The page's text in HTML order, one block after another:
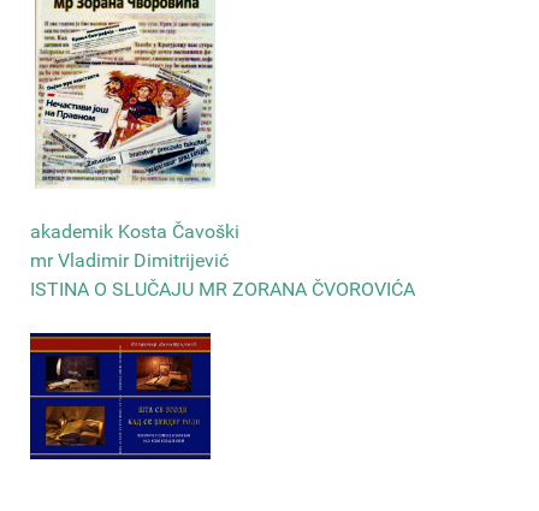
akademik Kosta Čavoški
mr Vladimir Dimitrijević
ISTINA O SLUČAJU MR ZORANA ČVOROVIĆA